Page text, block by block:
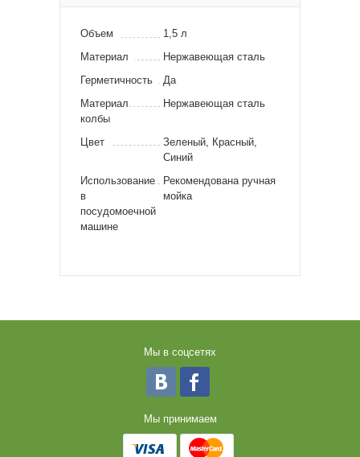
Объем
1,5 л
Материал
Нержавеющая сталь
Герметичность
Да
Материал
колбы
Нержавеющая сталь
Цвет
Зеленый, Красный,
Синий
Использование
в
посудомоечной
машине
Рекомендована ручная
мойка
Мы в соцсетях
Мы принимаем